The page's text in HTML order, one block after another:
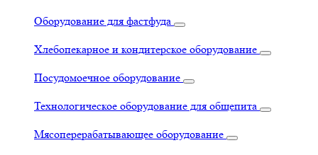
Оборудование для фастфуда
Хлебопекарное и кондитерское оборудование
Посудомоечное оборудование
Технологическое оборудование для общепита
Мясоперерабатывающее оборудование